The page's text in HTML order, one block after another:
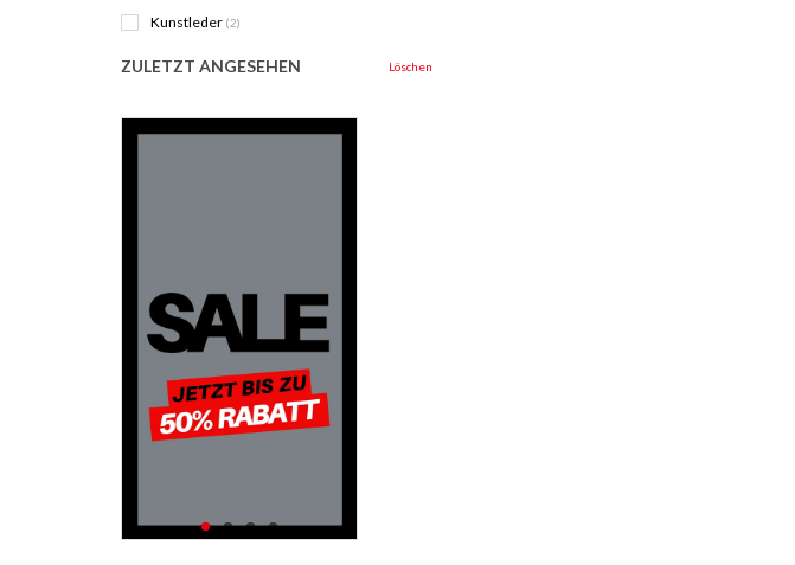
Kunstleder (2)
ZULETZT ANGESEHEN Löschen